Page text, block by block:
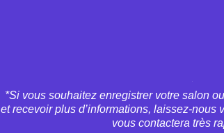
*Si vous souhaitez enregistrer votre salon
et recevoir plus d’informations, laissez-nous
vous contactera très